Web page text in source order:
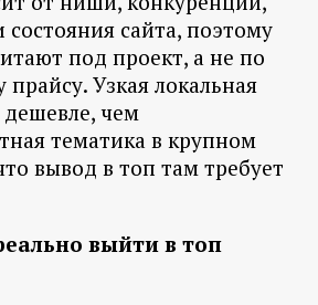
состояния сайта, поэтому
под проект, а не по
Узкая локальная
чем
тематика в крупном
вывод в топ там требует
выйти в топ